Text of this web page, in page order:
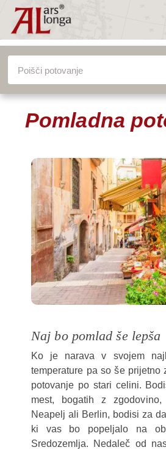
VSA POTOVANJA
Pomladna
Naj bo pomlad še lepša
Ko je narava v svojem
temperature pa so še prijetno
potovanje po stari celini.
mest, bogatih z
Neapelj ali Berlin, bodisi za
ki vas bo popeljalo na
Sredozemlja. Nedaleč od